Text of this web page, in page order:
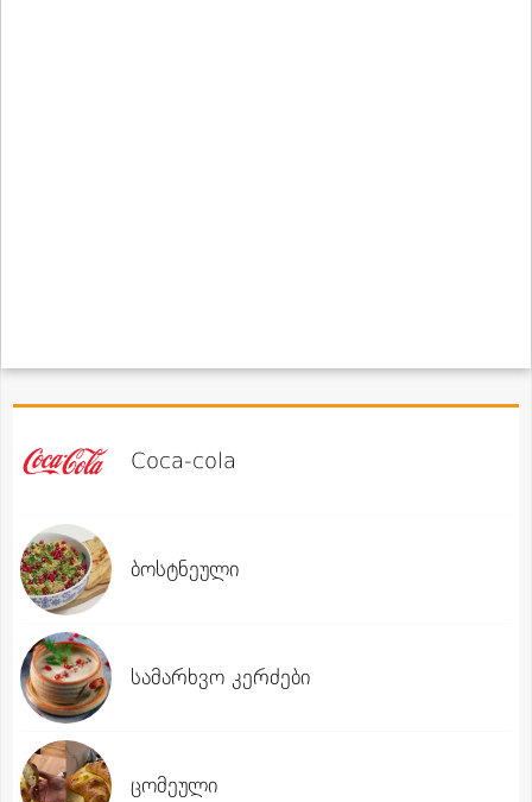
Coca-cola
ბოსტნეული
სამარხვო კერძები
ცომეული